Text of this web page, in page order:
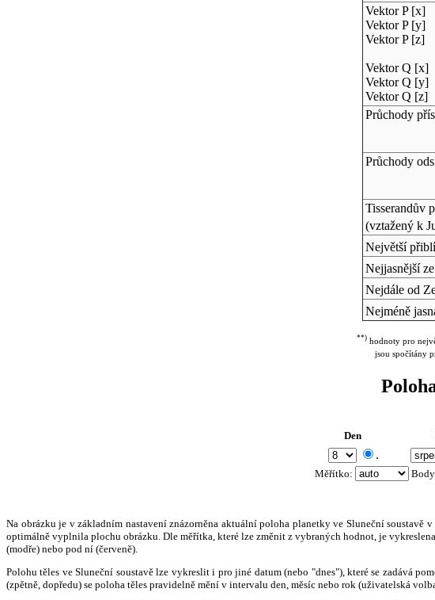
Vektor P [x]
Vektor P [y]
Vektor P [z]
Vektor Q [x]
Vektor Q [y]
Vektor Q [z]
Průchody
Průchody
Tisserandův
(vztažený k
Největší
Nejjasnější
Nejdále od
Nejméně
**) hodnoty pro
jsou spočítány
Den
.
Měřítko: Body
Na obrázku je v základním nastavení znázorněna aktuální poloha planetky ve Sluneční
optimálně vyplnila plochu obrázku. Dle měřítka, které lze změnit z vybraných hodnot, je
(modře) nebo pod ní (červeně).
Polohu těles ve Sluneční soustavě lze vykreslit i pro jiné datum (nebo "dnes"), které se zadává
(zpětně, dopředu) se poloha těles pravidelně mění v intervalu den, měsíc nebo rok (uživatelská